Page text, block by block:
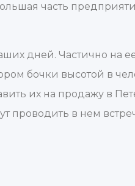
часть
дней. Частично на
бочки высотой в
их на продажу в
проводить в нем